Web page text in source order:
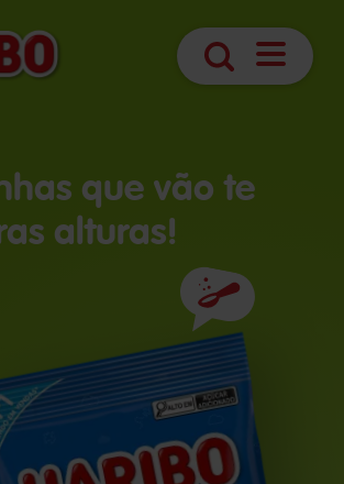
PesquisaAbrir
que vão te
alturas!
Ingredientes